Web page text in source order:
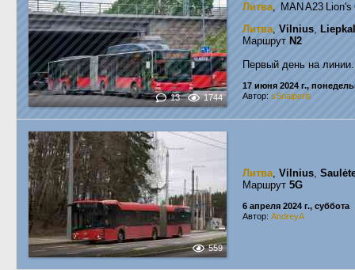
13 1744
Литва, MAN A23
Литва, Vilnius,
Маршрут N2
Первый день на линии.
17 июня 2024 г.,
Автор: sSnaiperis
559
Литва, Vilnius,
Маршрут 5G
6 апреля 2024 г., суббота
Автор: AndreyA